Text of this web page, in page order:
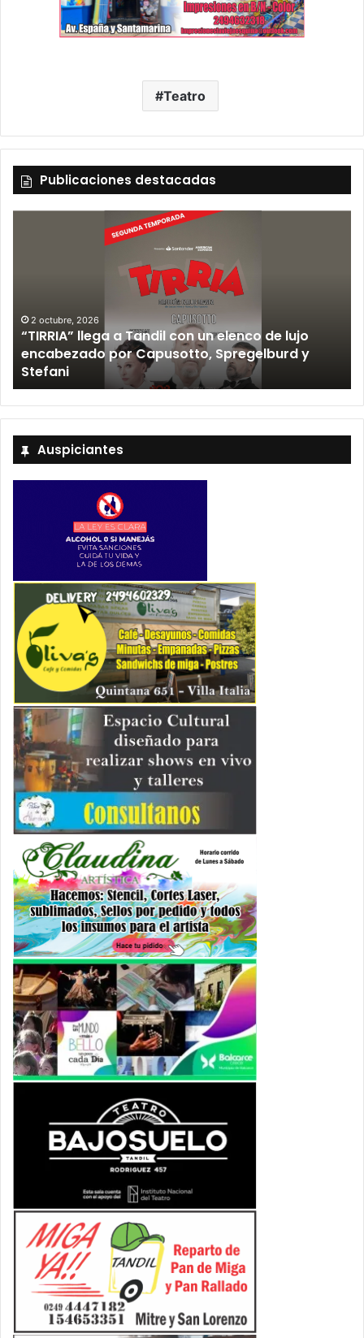
Teatro
Publicaciones destacadas
12 septiembre, 2026
Los Fabulosos Cadillacs anunciaron su show en
Tandil y ya están a la venta las entradas
Auspiciantes